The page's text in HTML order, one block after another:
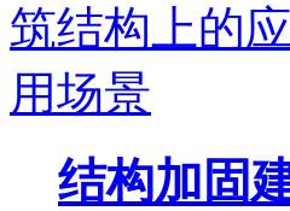
结构加固